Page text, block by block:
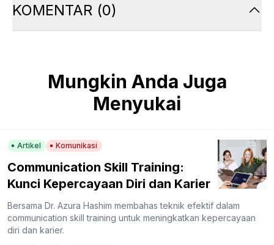
KOMENTAR (0)
Mungkin Anda Juga
Menyukai
Artikel Komunikasi
Communication Skill Training:
Kunci Kepercayaan Diri dan Karier
Bersama Dr. Azura Hashim membahas teknik efektif dalam
communication skill training untuk meningkatkan kepercayaan
diri dan karier.